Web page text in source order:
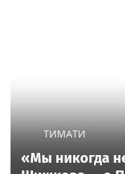
ТИМАТИ
«Мы никогда